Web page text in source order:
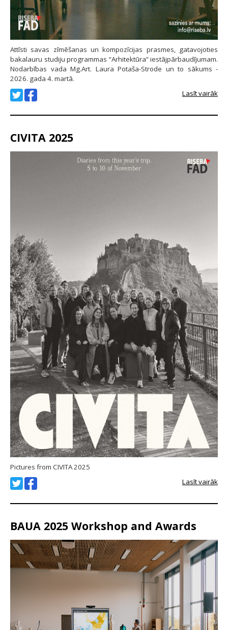
Attīsti savas zīmēšanas un kompozīcijas prasmes, gatavojoties
bakalauru studiju programmas “Arhitektūra” iestājpārbaudījumam.
Nodarbības vada Mg.Art. Laura Potaša-Strode un to sākums -
2026. gada 4. martā.
Lasīt vairāk
CIVITA 2025
Pictures from CIVITA 2025
Lasīt vairāk
BAUA 2025 Workshop and Awards